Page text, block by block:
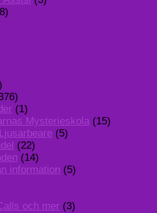
(1)
Mysterieskola (15)
(5)
(22)
(14)
information (5)
och mer (3)